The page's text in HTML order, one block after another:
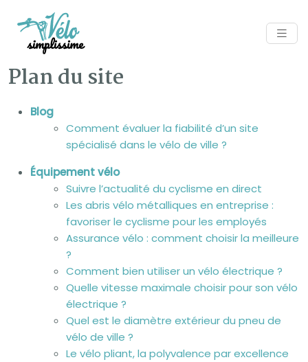
Plan du site
Blog
Comment évaluer la fiabilité d’un site
spécialisé dans le vélo de ville ?
Équipement vélo
Suivre l’actualité du cyclisme en direct
Les abris vélo métalliques en entreprise :
favoriser le cyclisme pour les employés
Assurance vélo : comment choisir la meilleure
?
Comment bien utiliser un vélo électrique ?
Quelle vitesse maximale choisir pour son vélo
électrique ?
Quel est le diamètre extérieur du pneu de
vélo de ville ?
Le vélo pliant, la polyvalence par excellence